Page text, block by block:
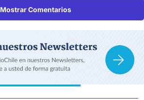
Mostrar Comentarios